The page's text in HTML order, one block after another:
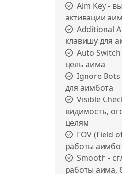
Aim Key -
активации
Additional
клавишу для
Auto
цель аима
Ignore Bots
для аимбота
Visible
видимость,
целям
FOV (Field
работы
Smooth -
работы аима,